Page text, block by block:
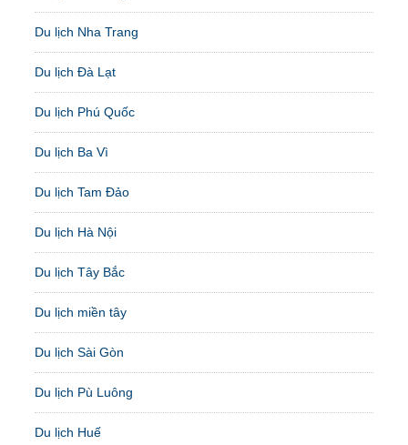
Du lịch Nha Trang
Du lịch Đà Lạt
Du lịch Phú Quốc
Du lịch Ba Vì
Du lịch Tam Đảo
Du lịch Hà Nội
Du lịch Tây Bắc
Du lịch miền tây
Du lịch Sài Gòn
Du lịch Pù Luông
Du lịch Huế